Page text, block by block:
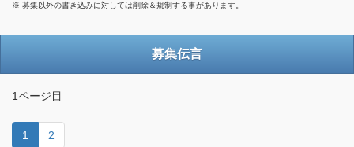
※ 募集以外の書き込みに対しては削除＆規制する事があります。
募集伝言
1ページ目
1 2